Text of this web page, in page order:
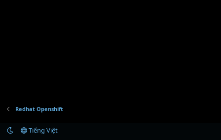
Redhat Openshift
Tiếng Việt